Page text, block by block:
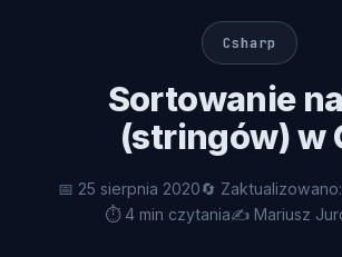
Csharp
Sortowanie
(stringów) w
📅 25 sierpnia 2020🔄
⏱ 4 min czytania✍️ Mariusz